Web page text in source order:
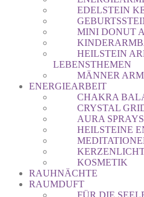
EDELSTEIN
MINI DONUT
HEILSTEIN
LEBENSTHEMEN
MÄNNER
ENERGIEARBEIT
CHAKRA
CRYSTAL
AURA SPRAYS
HEILSTEINE
KOSMETIK
RAUHNÄCHTE
RAUMDUFT
FÜR DIE